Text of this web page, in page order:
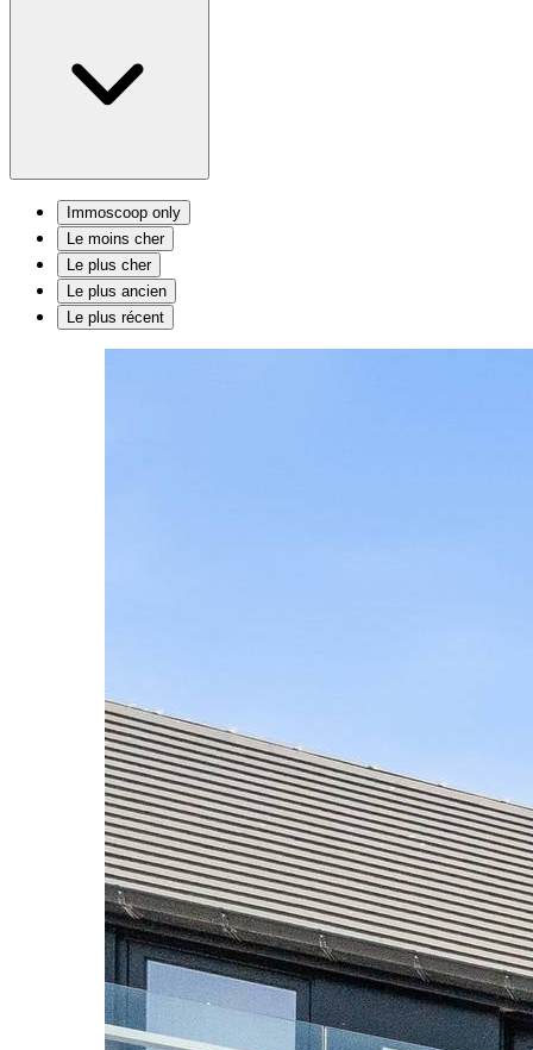
Immoscoop only
Le moins cher
Le plus cher
Le plus ancien
Le plus récent